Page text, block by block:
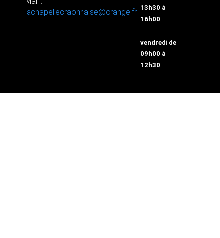
lachapellecraonnaise@orange.fr 13h30 à
16h00
vendredi de
09h00 à
12h30